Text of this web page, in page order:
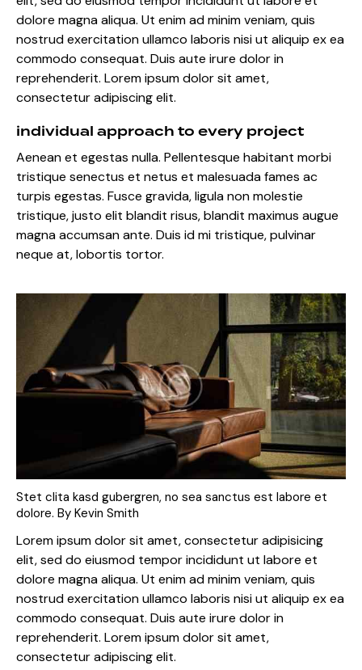
dolore magna aliqua. Ut enim ad minim veniam, quis
nostrud exercitation ullamco laboris nisi ut aliquip ex ea
commodo consequat. Duis aute irure dolor in
reprehenderit. Lorem ipsum dolor sit amet,
consectetur adipiscing elit.
individual approach to every project
Aenean et egestas nulla. Pellentesque habitant morbi
tristique senectus et netus et malesuada fames ac
turpis egestas. Fusce gravida, ligula non molestie
tristique, justo elit blandit risus, blandit maximus augue
magna accumsan ante. Duis id mi tristique, pulvinar
neque at, lobortis tortor.
Stet clita kasd gubergren, no sea sanctus est labore et
dolore. By Kevin Smith
Lorem ipsum dolor sit amet, consectetur adipisicing
elit, sed do eiusmod tempor incididunt ut labore et
dolore magna aliqua. Ut enim ad minim veniam, quis
nostrud exercitation ullamco laboris nisi ut aliquip ex ea
commodo consequat. Duis aute irure dolor in
reprehenderit. Lorem ipsum dolor sit amet,
consectetur adipiscing elit.